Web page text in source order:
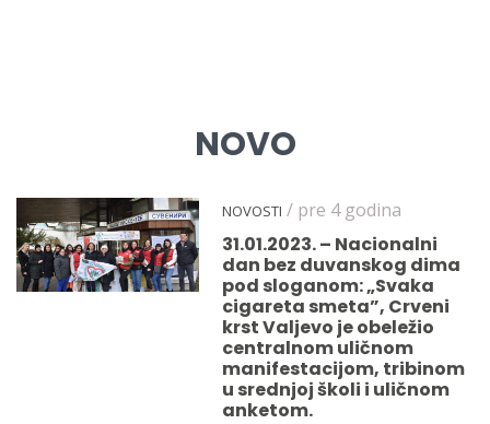
NOVO
NOVOSTI / pre 4 godina
31.01.2023. – Nacionalni
dan bez duvanskog dima
pod sloganom: „Svaka
cigareta smeta”, Crveni
krst Valjevo je obeležio
centralnom uličnom
manifestacijom, tribinom
u srednjoj školi i uličnom
anketom.